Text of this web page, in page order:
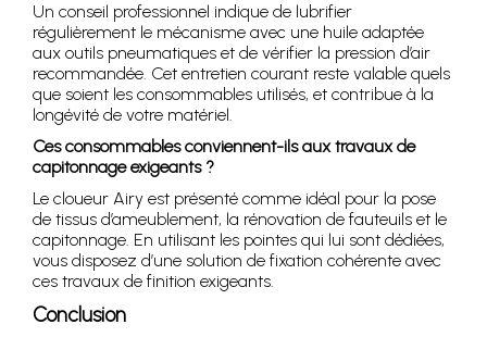
Un conseil professionnel indique de lubrifier
régulièrement le mécanisme avec une huile adaptée
aux outils pneumatiques et de vérifier la pression d’air
recommandée. Cet entretien courant reste valable quels
que soient les consommables utilisés, et contribue à la
longévité de votre matériel.
Ces consommables conviennent-ils aux travaux de
capitonnage exigeants ?
Le cloueur Airy est présenté comme idéal pour la pose
de tissus d’ameublement, la rénovation de fauteuils et le
capitonnage. En utilisant les pointes qui lui sont dédiées,
vous disposez d’une solution de fixation cohérente avec
ces travaux de finition exigeants.
Conclusion